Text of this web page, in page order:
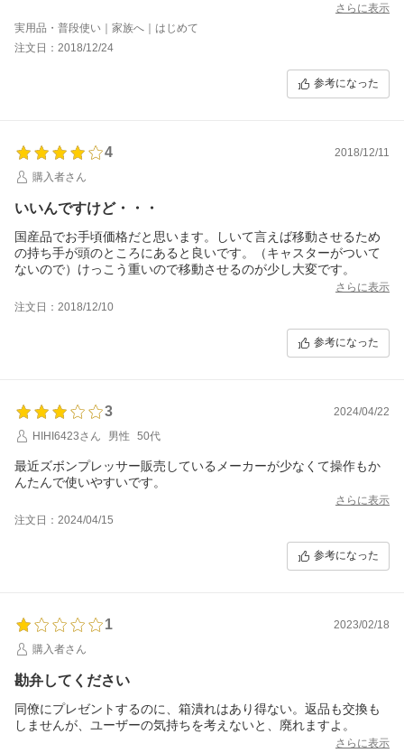
さらに表示
実用品・普段使い｜家族へ｜はじめて
注文日：2018/12/24
参考になった
4
2018/12/11
購入者さん
いいんですけど・・・
国産品でお手頃価格だと思います。しいて言えば移動させるため
の持ち手が頭のところにあると良いです。（キャスターがついて
ないので）けっこう重いので移動させるのが少し大変です。
さらに表示
注文日：2018/12/10
参考になった
3
2024/04/22
HIHI6423さん
男性 50代
最近ズボンプレッサー販売しているメーカーが少なくて操作もか
んたんで使いやすいです。
さらに表示
注文日：2024/04/15
参考になった
1
2023/02/18
購入者さん
勘弁してください
同僚にプレゼントするのに、箱潰れはあり得ない。返品も交換も
しませんが、ユーザーの気持ちを考えないと、廃れますよ。
さらに表示